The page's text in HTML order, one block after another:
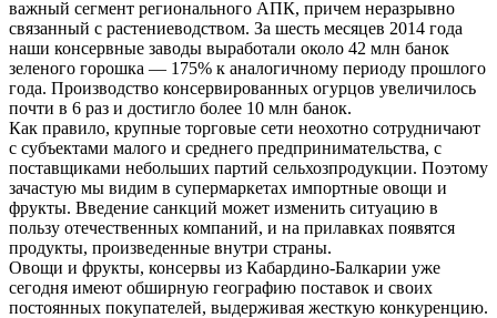
важный сегмент регионального АПК, причем неразрывно
связанный с растениеводством. За шесть месяцев 2014 года
наши консервные заводы выработали около 42 млн банок
зеленого горошка — 175% к аналогичному периоду прошлого
года. Производство консервированных огурцов увеличилось
почти в 6 раз и достигло более 10 млн банок.
Как правило, крупные торговые сети неохотно сотрудничают
с субъектами малого и среднего предпринимательства, с
поставщиками небольших партий сельхозпродукции. Поэтому
зачастую мы видим в супермаркетах импортные овощи и
фрукты. Введение санкций может изменить ситуацию в
пользу отечественных компаний, и на прилавках появятся
продукты, произведенные внутри страны.
Овощи и фрукты, консервы из Кабардино-Балкарии уже
сегодня имеют обширную географию поставок и своих
постоянных покупателей, выдерживая жесткую конкуренцию.